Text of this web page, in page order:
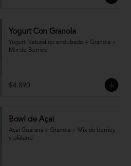
Yogurt Con Granola
Yogurt Natural no endulzado + Granola +
Mix de Berries
$4.890
Bowl de Açai
Açaí Guaraná + Granola + Mix de berries
y plátano